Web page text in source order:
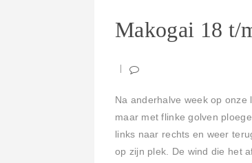
Makogai 18 t/
Na anderhalve week op
maar met flinke golven
links naar rechts en weer
op zijn plek. De wind die het